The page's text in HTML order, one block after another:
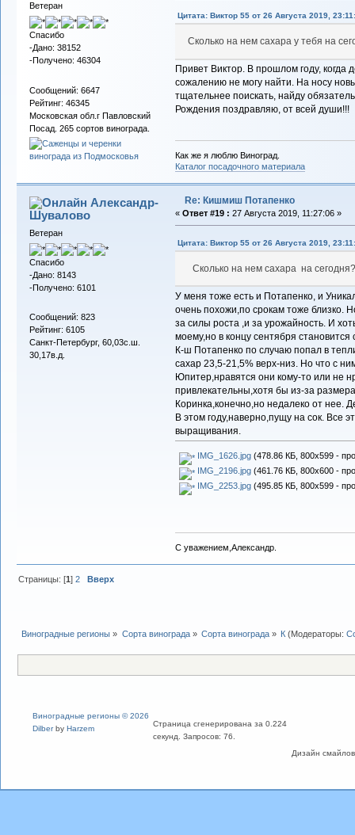
Ветеран
Спасибо
-Дано: 38152
-Получено: 46304
Сообщений: 6647
Рейтинг: 46345
Московская обл.г Павловский
Посад. 265 сортов винограда.
Цитата: Виктор 55 от 26 Августа 2019,
Сколько на нем сахара у тебя на
Привет Виктор. В прошлом году, когда
сожалению не могу найти. На носу
тщательнее поискать, найду
Рождения поздравляю, от всей души!!!
Как же я люблю Виноград.
Каталог посадочного материала
Александр-
Шувалово
Ветеран
Спасибо
-Дано: 8143
-Получено: 6101
Сообщений: 823
Рейтинг: 6105
Санкт-Петербург, 60,03с.ш.
30,17в.д.
Re: Кишмиш Потапенко
« Ответ #19 : 27 Августа 2019, 11:27:06 »
Цитата: Виктор 55 от 26 Августа 2019,
Сколько на нем сахара на
У меня тоже есть и Потапенко, и
очень похожи,по срокам тоже близко.
за силы роста ,и за урожайность. И
моему,но в концу сентября
К-ш Потапенко по случаю попал в
сахар 23,5-21,5% верх-низ. Но что с
Юпитер,нравятся они кому-то или не
привлекательны,хотя бы из-за
Коринка,конечно,но недалеко от нее.
В этом году,наверно,пущу на сок. Все
выращивания.
IMG_1626.jpg(478.86 КБ, 800x599 -
IMG_2196.jpg(461.76 КБ, 800x600 -
IMG_2253.jpg(495.85 КБ, 800x599 -
С уважением,Александр.
Страницы: [1]2 Вверх
Виноградные регионы » Сорта винограда» Сорта винограда» К (Модераторы:
Дизайн
Виноградные регионы © 2026
Dilberby Harzem
Страница сгенерирована за 0.224
секунд. Запросов: 76.